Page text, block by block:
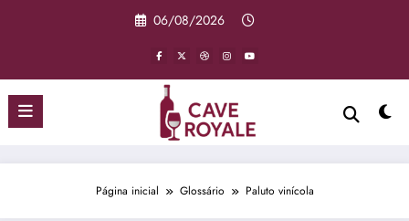
06/08/2026
Página inicial Glossário Paluto vinícola